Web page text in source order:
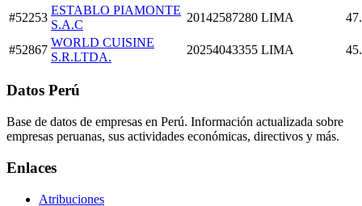
#52253
ESTABLO PIAMONTE
S.A.C
20142587280 LIMA
#52867
WORLD CUISINE
S.R.LTDA.
20254043355 LIMA
Datos Perú
Base de datos de empresas en Perú. Información actualizada sobre
empresas peruanas, sus actividades económicas, directivos y más.
Enlaces
Atribuciones